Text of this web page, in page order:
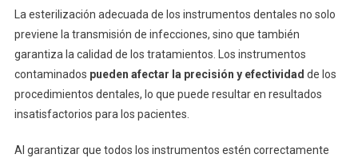
La esterilización adecuada de los instrumentos dentales no solo
previene la transmisión de infecciones, sino que también
garantiza la calidad de los tratamientos. Los instrumentos
contaminados pueden afectar la precisión y efectividad de los
procedimientos dentales, lo que puede resultar en resultados
insatisfactorios para los pacientes.
Al garantizar que todos los instrumentos estén correctamente